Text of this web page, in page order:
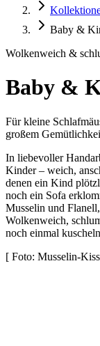
Baby &
Wolkenweich &
Baby &
Für kleine
großem
In liebevoller
Kinder – weich,
denen ein Kind
noch ein Sofa
Musselin und
Wolkenweich,
noch einmal
[ Foto: Musselin-